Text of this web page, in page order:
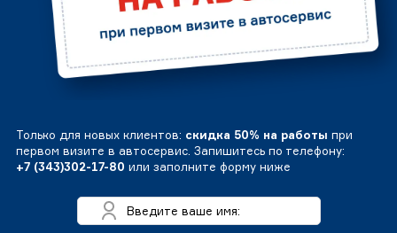
Только для новых клиентов: скидка 50% на работы при
первом визите в автосервис. Запишитесь по телефону:
+7 (343)302-17-80 или заполните форму ниже